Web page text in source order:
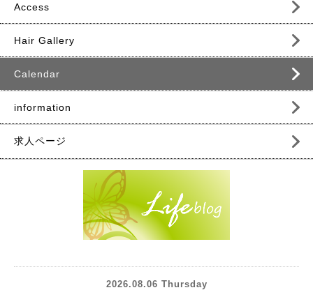
Access
Hair Gallery
Calendar
information
求人ページ
2026.08.06 Thursday